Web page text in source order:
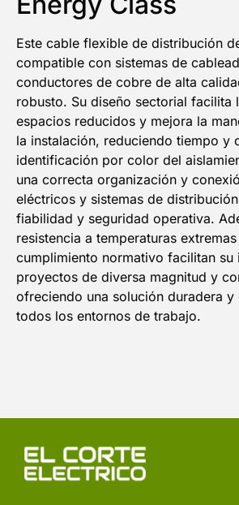
Este cable flexible de distribución
compatible con sistemas de
conductores de cobre de alta
robusto. Su diseño sectorial facilita
espacios reducidos y mejora la
la instalación, reduciendo tiempo y
identificación por color del
una correcta organización y
eléctricos y sistemas de
fiabilidad y seguridad operativa.
resistencia a temperaturas
cumplimiento normativo facilitan su
proyectos de diversa magnitud y
ofreciendo una solución duradera y
todos los entornos de trabajo.